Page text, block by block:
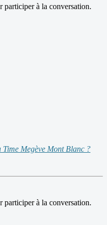
participer à la conversation.
Time Megève Mont Blanc ?
participer à la conversation.